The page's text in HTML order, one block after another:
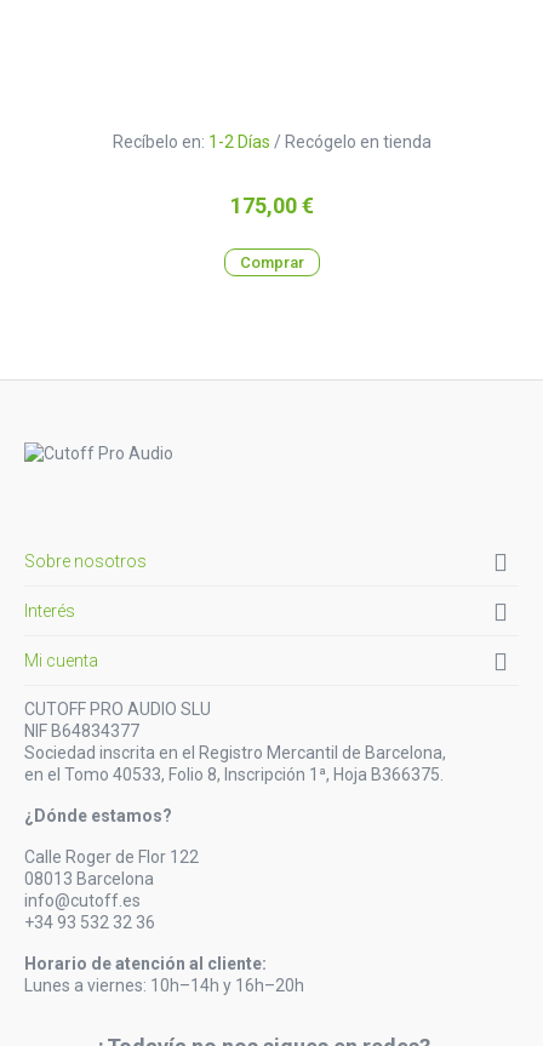
Recíbelo en: 1-2 Días / Recógelo en tienda
Precio
175,00 €
Comprar
Sobre nosotros 
Interés 
Mi cuenta 
CUTOFF PRO AUDIO SLU
NIF B64834377
Sociedad inscrita en el Registro Mercantil de Barcelona,
en el Tomo 40533, Folio 8, Inscripción 1ª, Hoja B366375.
¿Dónde estamos?
Calle Roger de Flor 122
08013 Barcelona
info@cutoff.es
+34 93 532 32 36
Horario de atención al cliente:
Lunes a viernes: 10h–14h y 16h–20h